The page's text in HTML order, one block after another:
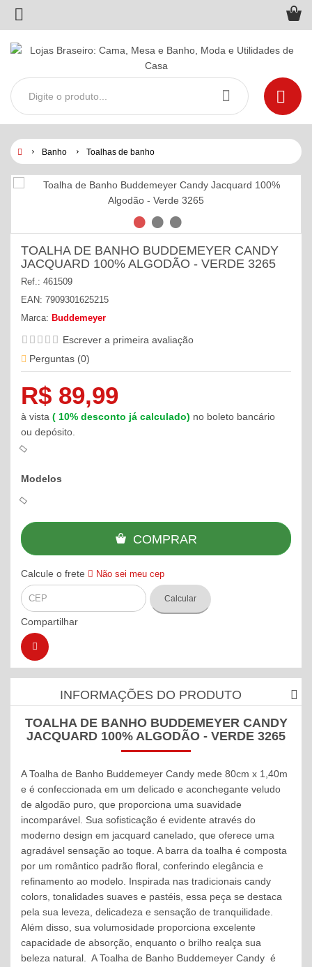
Banho Toalhas de banho
TOALHA DE BANHO BUDDEMEYER CANDY
JACQUARD 100% ALGODÃO - VERDE 3265
Ref.: 461509
EAN: 7909301625215
Marca: Buddemeyer
Escrever a primeira avaliação
Perguntas (0)
R$ 89,99
à vista ( 10% desconto já calculado) no boleto bancário
ou depósito.
Modelos
COMPRAR
Calcule o frete Não sei meu cep
Calcular
Compartilhar
INFORMAÇÕES DO PRODUTO
TOALHA DE BANHO BUDDEMEYER CANDY
JACQUARD 100% ALGODÃO - VERDE 3265
A Toalha de Banho Buddemeyer Candy mede 80cm x 1,40m
e é confeccionada em um delicado e aconchegante veludo
de algodão puro, que proporciona uma suavidade
incomparável. Sua sofisticação é evidente através do
moderno design em jacquard canelado, que oferece uma
agradável sensação ao toque. A barra da toalha é composta
por um romântico padrão floral, conferindo elegância e
refinamento ao modelo. Inspirada nas tradicionais candy
colors, tonalidades suaves e pastéis, essa peça se destaca
pela sua leveza, delicadeza e sensação de tranquilidade.
Além disso, sua volumosidade proporciona excelente
capacidade de absorção, enquanto o brilho realça sua
beleza natural. A Toalha de Banho Buddemeyer Candy é